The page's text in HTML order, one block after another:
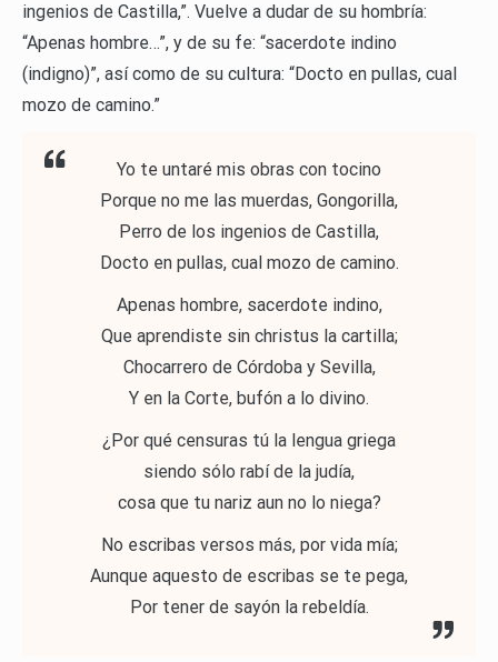
ingenios de Castilla,”. Vuelve a dudar de su hombría:
“Apenas hombre…”, y de su fe: “sacerdote indino
(indigno)”, así como de su cultura: “Docto en pullas, cual
mozo de camino.”
Yo te untaré mis obras con tocino
Porque no me las muerdas, Gongorilla,
Perro de los ingenios de Castilla,
Docto en pullas, cual mozo de camino.
Apenas hombre, sacerdote indino,
Que aprendiste sin christus la cartilla;
Chocarrero de Córdoba y Sevilla,
Y en la Corte, bufón a lo divino.
¿Por qué censuras tú la lengua griega
siendo sólo rabí de la judía,
cosa que tu nariz aun no lo niega?
No escribas versos más, por vida mía;
Aunque aquesto de escribas se te pega,
Por tener de sayón la rebeldía.